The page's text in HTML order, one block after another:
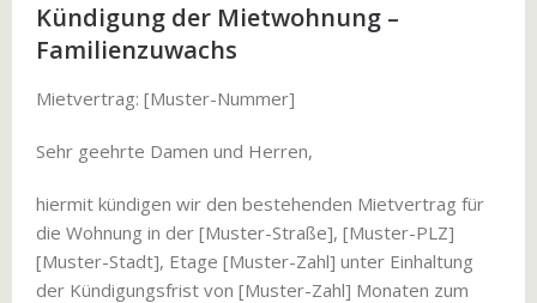
Kündigung der Mietwohnung –
Familienzuwachs
Mietvertrag: [Muster-Nummer]
Sehr geehrte Damen und Herren,
hiermit kündigen wir den bestehenden Mietvertrag für
die Wohnung in der [Muster-Straße], [Muster-PLZ]
[Muster-Stadt], Etage [Muster-Zahl] unter Einhaltung
der Kündigungsfrist von [Muster-Zahl] Monaten zum